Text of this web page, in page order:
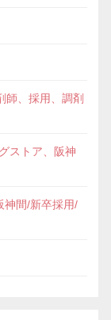
師、採用、調剤
ストア、阪神
神間/新卒採用/